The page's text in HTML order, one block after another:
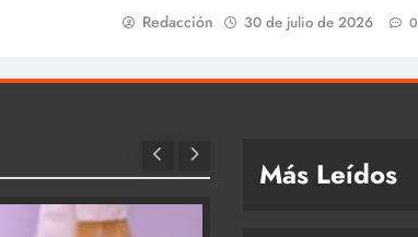
Redacción 30 de julio de 2026 0
Más Leídos